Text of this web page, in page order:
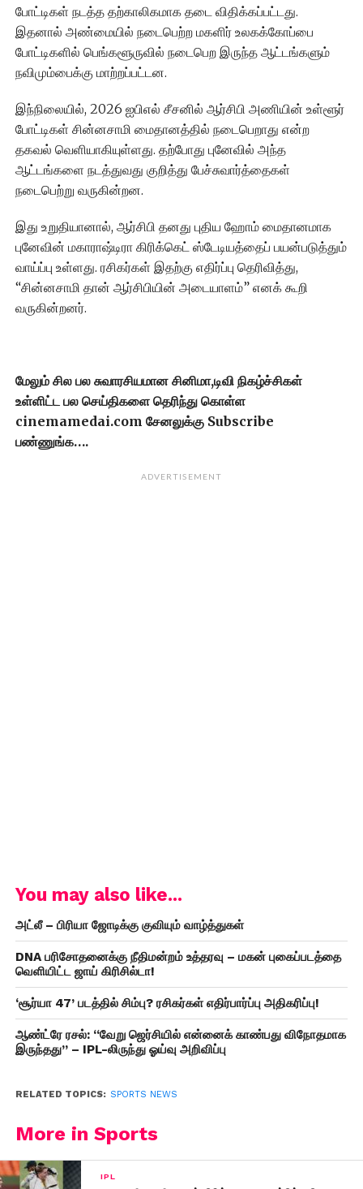
போட்டிகள் நடத்த தற்காலிகமாக தடை விதிக்கப்பட்டது.
இதனால் அண்மையில் நடைபெற்ற மகளிர் உலகக்கோப்பை
போட்டிகளில் பெங்களூருவில் நடைபெற இருந்த ஆட்டங்களும்
நவிமும்பைக்கு மாற்றப்பட்டன.
இந்நிலையில், 2026 ஐபிஎல் சீசனில் ஆர்சிபி அணியின் உள்ளூர்
போட்டிகள் சின்னசாமி மைதானத்தில் நடைபெறாது என்ற
தகவல் வெளியாகியுள்ளது. தற்போது புனேவில் அந்த
ஆட்டங்களை நடத்துவது குறித்து பேச்சுவார்த்தைகள்
நடைபெற்று வருகின்றன.
இது உறுதியானால், ஆர்சிபி தனது புதிய ஹோம் மைதானமாக
புனேவின் மகாராஷ்டிரா கிரிக்கெட் ஸ்டேடியத்தைப் பயன்படுத்தும்
வாய்ப்பு உள்ளது. ரசிகர்கள் இதற்கு எதிர்ப்பு தெரிவித்து,
“சின்னசாமி தான் ஆர்சிபியின் அடையாளம்” எனக் கூறி
வருகின்றனர்.
மேலும் சில பல சுவாரசியமான சினிமா,டிவி நிகழ்ச்சிகள்
உள்ளிட்ட பல செய்திகளை தெரிந்து கொள்ள
cinemamedai.com சேனலுக்கு Subscribe
பண்ணுங்க….
ADVERTISEMENT
You may also like...
அட்லீ – பிரியா ஜோடிக்கு குவியும் வாழ்த்துகள்
DNA பரிசோதனைக்கு நீதிமன்றம் உத்தரவு – மகன் புகைப்படத்தை
வெளியிட்ட ஜாய் கிரிசில்டா!
‘சூர்யா 47’ படத்தில் சிம்பு? ரசிகர்கள் எதிர்பார்ப்பு அதிகரிப்பு!
ஆண்ட்ரே ரசல்: “வேறு ஜெர்சியில் என்னைக் காண்பது விநோதமாக
இருந்தது” – IPL-லிருந்து ஓய்வு அறிவிப்பு
RELATED TOPICS: SPORTS NEWS
More in Sports
IPL